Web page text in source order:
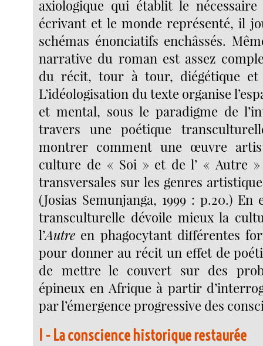
axiologique qui établit le
écrivant et le monde représenté, il
schémas énonciatifs enchâssés.
narrative du roman est assez
du récit, tour à tour, diégétique et
L’idéologisation du texte organise
et mental, sous le paradigme de
travers une poétique
montrer comment une œuvre
culture de « Soi » et de l’ « Autre
transversales sur les genres
(Josias Semunjanga, 1999 : p.20.)
transculturelle dévoile mieux la
l’Autre en phagocytant différentes
pour donner au récit un effet de
de mettre le couvert sur des
épineux en Afrique à partir
par l’émergence progressive des
I - La conscience historique restaurée